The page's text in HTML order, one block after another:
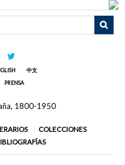
中文
PRENSA
COLECCIONES